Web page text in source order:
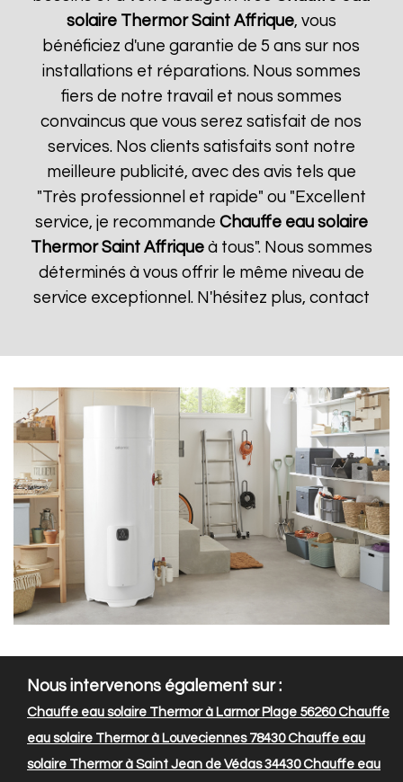
solaire Thermor Saint Affrique, vous
bénéficiez d'une garantie de 5 ans sur nos
installations et réparations. Nous sommes
fiers de notre travail et nous sommes
convaincus que vous serez satisfait de nos
services. Nos clients satisfaits sont notre
meilleure publicité, avec des avis tels que
"Très professionnel et rapide" ou "Excellent
service, je recommande Chauffe eau solaire
Thermor Saint Affriqueà tous". Nous sommes
déterminés à vous offrir le même niveau de
service exceptionnel. N'hésitez plus, contact
Nous intervenons également sur :
Chauffe eau solaire Thermor à Larmor Plage 56260Chauffe
eau solaire Thermor à Louveciennes 78430Chauffe eau
solaire Thermor à Saint Jean de Védas 34430Chauffe eau